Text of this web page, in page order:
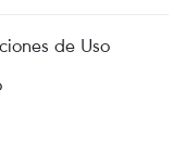
de Uso